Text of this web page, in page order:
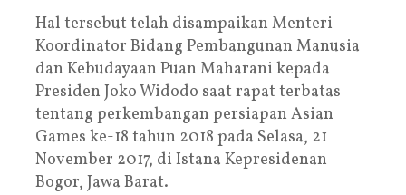
Hal tersebut telah disampaikan Menteri
Koordinator Bidang Pembangunan Manusia
dan Kebudayaan Puan Maharani kepada
Presiden Joko Widodo saat rapat terbatas
tentang perkembangan persiapan Asian
Games ke-18 tahun 2018 pada Selasa, 21
November 2017, di Istana Kepresidenan
Bogor, Jawa Barat.